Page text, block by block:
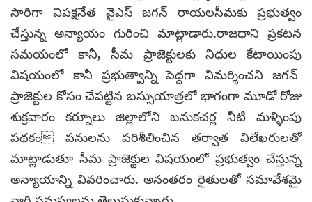
సారిగా విపక్షనేత వైఎస్ జగన్ రాయలసీమకు ప్రభుత్వం
చేస్తున్న అన్యాయం గురించి మాట్లాడారు.రాజధాని ప్రకటన
సమయంలో కానీ, సీమ ప్రాజెక్టులకు నిధుల కేటాయింపు
విషయంలో కానీ ప్రభుత్వాన్ని పెద్దగా విమర్శించని జగన్
ప్రాజెక్టుల కోసం చేపట్టిన బస్సుయాత్రలో భాగంగా మూడో రోజు
శుక్రవారం కర్నూలు జిల్లాలోని బనుకచర్ల నీటి మళ్ళింపు
పథకం పనులను పరిశీలించిన తర్వాత విలేఖరులతో
మాట్లాడుతూ సీమ ప్రాజెక్టుల విషయంలో ప్రభుత్వం చేస్తున్న
అన్యాయాన్ని వివరించారు. అనంతరం రైతులతో సమావేశమై